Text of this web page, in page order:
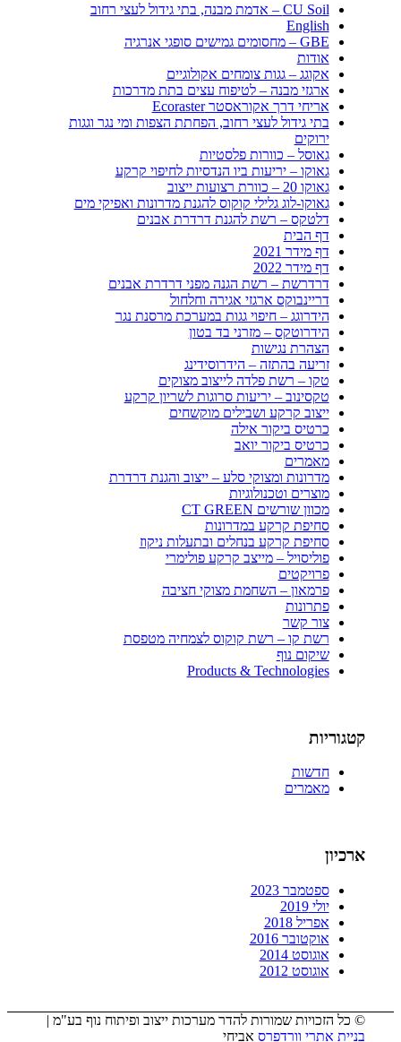
CU Soil – אדמת מבנה, בתי גידול לעצי רחוב
English
GBE – מחסומים גמישים סופגי אנרגיה
אודות
אקוגג – גגות צומחים אקולוגיים
ארגזי מבנה – לטיפוח עצים בתת מדרכות
אריחי דרך אקוראסטר Ecoraster
בתי גידול לעצי רחוב, הפחתת הצפות ומי נגר וגגות
ירוקים
גאוסל – כוורות פלסטיות
גאוקו – יריעות ביו הנדסיות לחיפוי קרקע
גאוקו 20 – כוורת רצועות ייצוב
גאוקו-לוג גלילי קוקוס להגנת מדרונות ואפיקי מים
דלטקס – רשת להגנת דרדרת אבנים
דף הבית
דף מידר 2021
דף מידר 2022
דרדרשת – רשת הגנה מפני דרדרת אבנים
דריינבוקס ארגזי אגירה וחלחול
הידרוגג – חיפוי גגות במערכת מרסנת נגר
הידרוטקס – מזרני בד בטון
הצהרת נגישות
זריעה בהתזה – הידרוסידינג
טקו – רשת פלדה לייצוב מצוקים
טקסינוב – יריעות סרוגות לשריון קרקע
ייצוב קרקע ושבילים מוקשחים
כרטיס ביקור אילה
כרטיס ביקור יואב
מאמרים
מדרונות ומצוקי סלע – ייצוב והגנת דרדרת
מוצרים וטכנולוגיות
מכוון שורשים CT GREEN
סחיפת קרקע במדרונות
סחיפת קרקע בנחלים ובתעלות ניקוז
פוליסויל – מייצב קרקע פולימרי
פרויקטים
פרמאון – השחמת מצוקי חציבה
פתרונות
צור קשר
רשת קו – רשת קוקוס לצמחיה מטפסת
שיקום נוף
Products & Technologies
קטגוריות
חדשות
מאמרים
ארכיון
ספטמבר 2023
יולי 2019
אפריל 2018
אוקטובר 2016
אוגוסט 2014
אוגוסט 2012
© כל הזכויות שמורות להדר מערכות ייצוב ופיתוח נוף בע"מ |
בניית אתרי וורדפרס אביחי